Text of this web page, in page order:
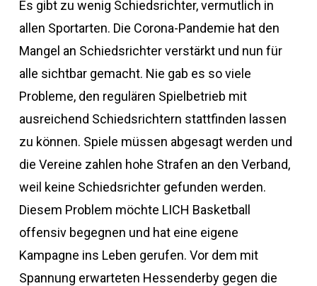
Es gibt zu wenig Schiedsrichter, vermutlich in
allen Sportarten. Die Corona-Pandemie hat den
Mangel an Schiedsrichter verstärkt und nun für
alle sichtbar gemacht. Nie gab es so viele
Probleme, den regulären Spielbetrieb mit
ausreichend Schiedsrichtern stattfinden lassen
zu können. Spiele müssen abgesagt werden und
die Vereine zahlen hohe Strafen an den Verband,
weil keine Schiedsrichter gefunden werden.
Diesem Problem möchte LICH Basketball
offensiv begegnen und hat eine eigene
Kampagne ins Leben gerufen. Vor dem mit
Spannung erwarteten Hessenderby gegen die